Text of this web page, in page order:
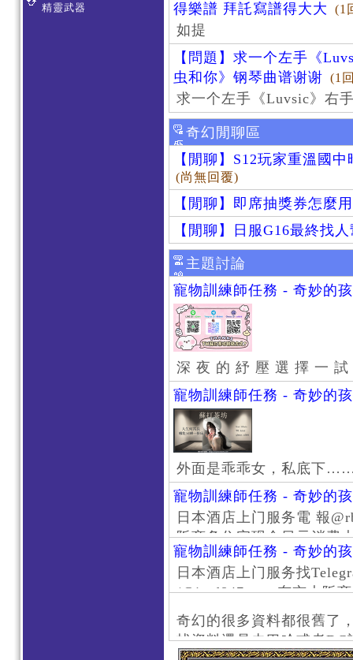
精靈武器
得樂譜 拜託寫譜得大大
(1
如提
【問題】求一个左手《
虫和你》钢琴曲谱谢谢 (1
求一个左手《Luvsic》右
奇幻閒聊區
【閒聊】S12玩家重溫國
(尚無回覆)
【閒聊】即席抽獎券怎麼
【閒聊】日服G16最終找
主題討論
寵物訓練師任務 - 奇妙的
深 夜 的 紓 壓 選 擇 一
寵物訓練師任務 - 奇妙的
外面是乖乖女，私底下
寵物訓練師任務 - 奇妙的
日本酒店上门服务電 報
阪商务住宅现金日元消费
京风俗 #大阪风俗 #东京
上门服务新宿风俗 #梅田
#日本萝莉 #大阪萝莉 #日
寵物訓練師任務 - 奇妙的
日本酒店上门服务找
/@jptd847utpp 东京大阪
京旅游 #大阪旅游 #东京
东京上门服务 #大阪上门
心斋桥风俗 #日本女孩 #
奇幻的很多資料都很舊了
找資料還是去巴哈或者